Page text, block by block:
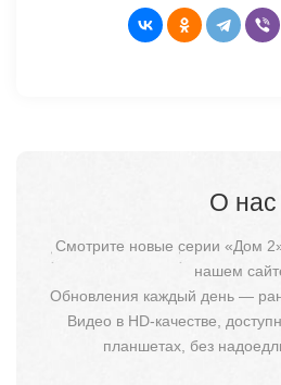
О нас
Смотрите новые серии «Дом
нашем
Обновления каждый день —
Видео в HD-качестве,
планшетах, без